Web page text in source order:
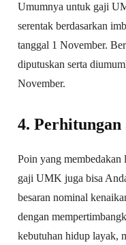
Umumnya untuk gaji
serentak berdasarkan
tanggal 1 November.
diputuskan serta
November.
4.
Poin yang
gaji UMK juga bisa
besaran nominal
dengan
kebutuhan hidup layak,